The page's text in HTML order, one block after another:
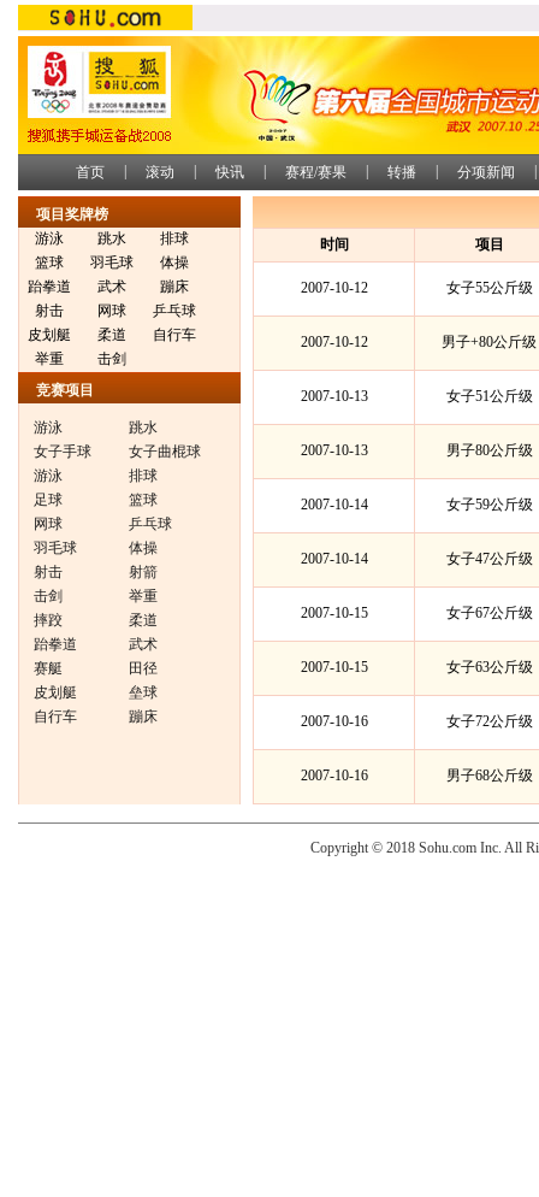
首页 滚动 快讯 赛程/赛果 转播 分项新闻
项目奖牌榜
游泳
跳水
排球
篮球
羽毛球
体操
跆拳道
武术
蹦床
射击
网球
乒乓球
皮划艇
柔道
自行车
举重
击剑
竞赛项目
游泳
跳水
女子手球
女子曲棍球
游泳
排球
足球
篮球
网球
乒乓球
羽毛球
体操
射击
射箭
击剑
举重
摔跤
柔道
跆拳道
武术
赛艇
田径
皮划艇
垒球
自行车
蹦床
时间 项目
2007-10-12 女子55公斤级
2007-10-12 男子+80公斤级
2007-10-13 女子51公斤级
2007-10-13 男子80公斤级
2007-10-14 女子59公斤级
2007-10-14 女子47公斤级
2007-10-15 女子67公斤级
2007-10-15 女子63公斤级
2007-10-16 女子72公斤级
2007-10-16 男子68公斤级
Copyright © 2018 Sohu.com Inc. All